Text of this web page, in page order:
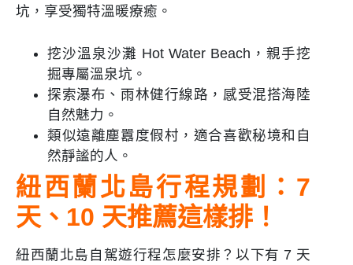
坑，享受獨特溫暖療癒。
挖沙溫泉沙灘 Hot Water Beach，親手挖
掘專屬溫泉坑。
探索瀑布、雨林健行線路，感受混搭海陸
自然魅力。
類似遠離塵囂度假村，適合喜歡秘境和自
然靜謐的人。
紐西蘭北島行程規劃：7
天、10 天推薦這樣排！
紐西蘭北島自駕遊行程怎麼安排？以下有 7 天